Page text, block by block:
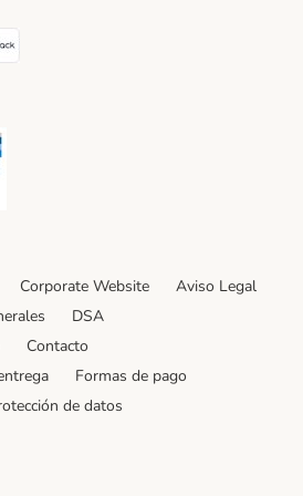
Method
Shipping Method
paack Shipping Method
Corporate Website
Aviso Legal
DSA
Contacto
Formas de pago
de datos